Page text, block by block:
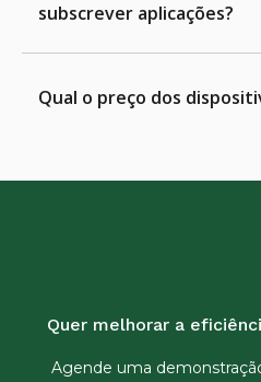
subscrever aplicações?
Qual o preço dos
Quer melhorar a
Agende uma